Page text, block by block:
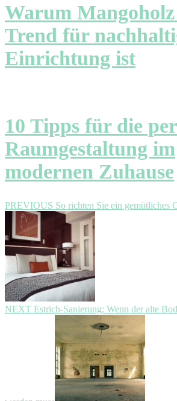
Warum
Trend für
Einrichtung ist
10 Tipps für die
Raumgestaltung im
modernen Zuhause
Beitragsnavigation
PREVIOUS Previous
post:
So richten Sie ein gemütliches
NEXT Next
Estrich-Sanierung: Wenn der alte